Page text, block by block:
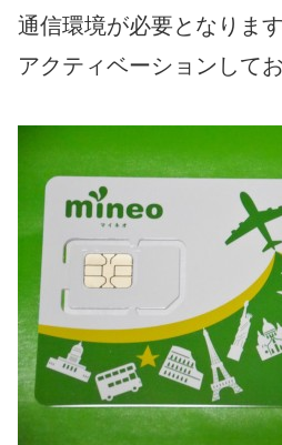
通信環境が必要となりま
アクティベーションして